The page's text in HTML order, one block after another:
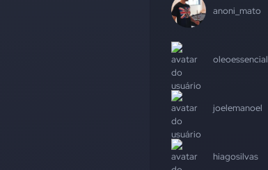
anoni_mato
oleoessencial
joelemanoel
hiagosilvas